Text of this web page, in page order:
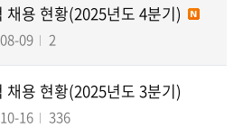
채용 현황(2025년도 4분기)
09 2
채용 현황(2025년도 3분기)
16 336